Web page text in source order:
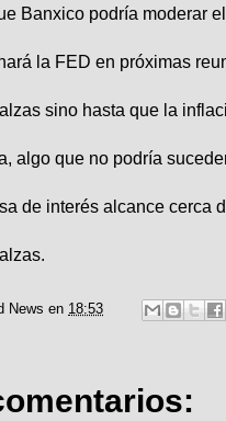
Banxico podría moderar
la FED en próximas
sino hasta que la
algo que no podría
de interés alcance cerca
News en 18:53